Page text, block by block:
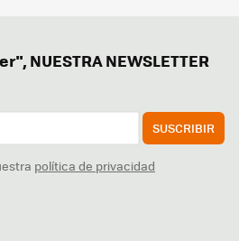
NUESTRA NEWSLETTER
SUSCRIBIR
política de privacidad